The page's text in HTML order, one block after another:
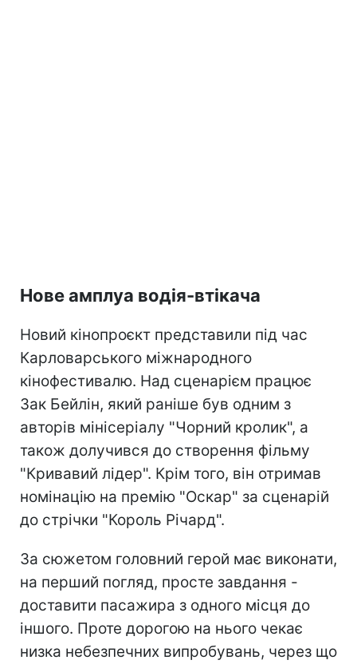
Нове амплуа водія-втікача
Новий кінопроєкт представили під час
Карловарського міжнародного
кінофестивалю. Над сценарієм працює
Зак Бейлін, який раніше був одним з
авторів мінісеріалу "Чорний кролик", а
також долучився до створення фільму
"Кривавий лідер". Крім того, він отримав
номінацію на премію "Оскар" за сценарій
до стрічки "Король Річард".
За сюжетом головний герой має виконати,
на перший погляд, просте завдання -
доставити пасажира з одного місця до
іншого. Проте дорогою на нього чекає
низка небезпечних випробувань, через що